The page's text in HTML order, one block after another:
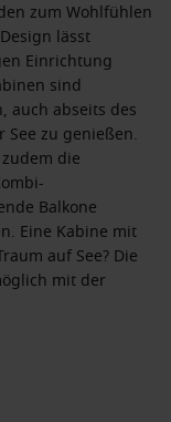
zum Wohlfühlen
lässt
Einrichtung
sind
auch abseits des
zu genießen.
die
Balkone
Eine Kabine mit
auf See? Die
mit der